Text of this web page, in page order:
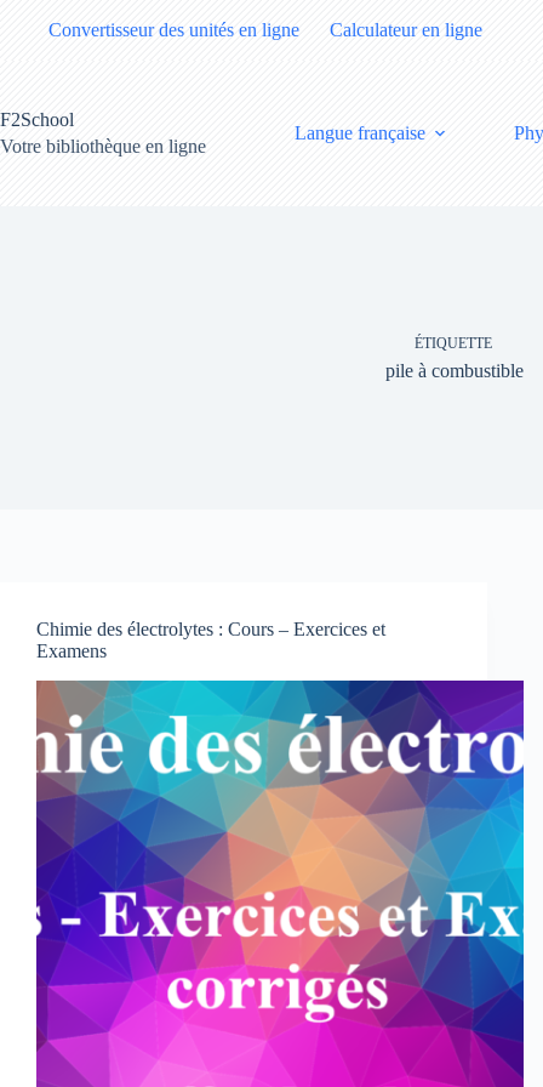
Convertisseur des unités en ligne Calculateur en ligne
F2School
Votre bibliothèque en ligne
Langue française
ÉTIQUETTE
pile à combustible
Chimie des électrolytes : Cours – Exercices et
Examens